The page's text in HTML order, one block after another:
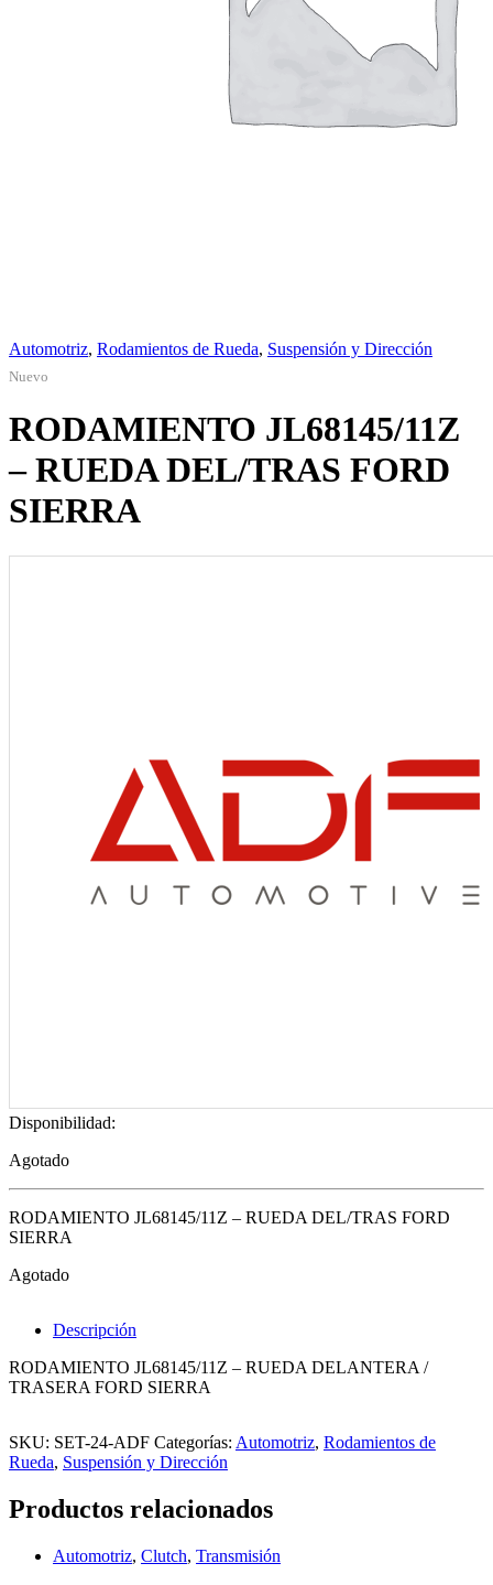
Automotriz, Rodamientos de Rueda, Suspensión y Dirección
Nuevo
RODAMIENTO JL68145/11Z
– RUEDA DEL/TRAS FORD
SIERRA
Disponibilidad:
Agotado
RODAMIENTO JL68145/11Z – RUEDA DEL/TRAS FORD
SIERRA
Agotado
Descripción
RODAMIENTO JL68145/11Z – RUEDA DELANTERA /
TRASERA FORD SIERRA
SKU: SET-24-ADF Categorías: Automotriz, Rodamientos de
Rueda, Suspensión y Dirección
Productos relacionados
Automotriz, Clutch, Transmisión